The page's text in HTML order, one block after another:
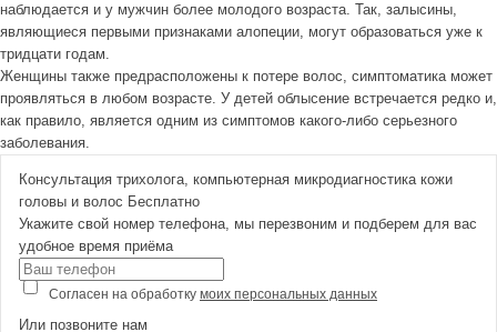
наблюдается и у мужчин более молодого возраста. Так, залысины,
являющиеся первыми признаками алопеции, могут образоваться уже к
тридцати годам.
Женщины также предрасположены к потере волос, симптоматика может
проявляться в любом возрасте. У детей облысение встречается редко и,
как правило, является одним из симптомов какого-либо серьезного
заболевания.
Консультация трихолога, компьютерная микродиагностика кожи
головы и волос Бесплатно
Укажите свой номер телефона, мы перезвоним и подберем для вас
удобное время приёма
Согласен на обработку моих персональных данных
Или позвоните нам